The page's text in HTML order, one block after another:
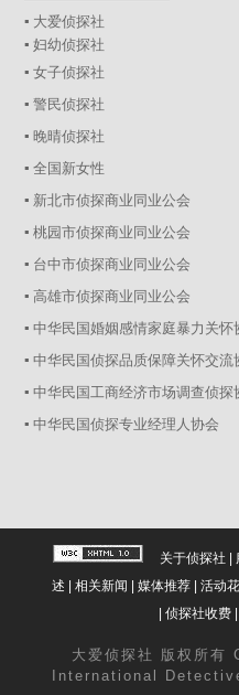
▪ 大爱侦探社
▪ 妇幼侦探社
▪ 女子侦探社
▪ 警民侦探社
▪ 晚晴侦探社
▪ 全国新女性
▪ 新北市侦探商业同业公会
▪ 桃园市侦探商业同业公会
▪ 台中市侦探商业同业公会
▪ 高雄市侦探商业同业公会
▪ 中华民国婚姻感情家庭暴力关怀
▪ 中华民国侦探品质保障关怀交流
▪ 中华民国工商经济市场调查侦探
▪ 中华民国侦探专业经理人协会
关于侦探社
述
相关新闻 媒体推荐| 活动
|侦探社收费
大爱 侦探社
版权所有
International